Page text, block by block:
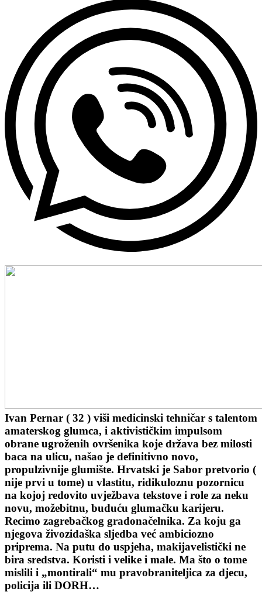
Ivan Pernar ( 32 ) viši medicinski tehničar s talentom
amaterskog glumca, i aktivističkim impulsom
obrane ugroženih ovršenika koje država bez milosti
baca na ulicu, našao je definitivno novo,
propulzivnije glumište. Hrvatski je Sabor pretvorio (
nije prvi u tome) u vlastitu, ridikuloznu pozornicu
na kojoj redovito uvježbava tekstove i role za neku
novu, možebitnu, buduću glumačku karijeru.
Recimo zagrebačkog gradonačelnika. Za koju ga
njegova živozidaška sljedba već ambiciozno
priprema. Na putu do uspjeha, makijavelistički ne
bira sredstva. Koristi i velike i male. Ma što o tome
mislili i „montirali“ mu pravobraniteljica za djecu,
policija ili DORH…